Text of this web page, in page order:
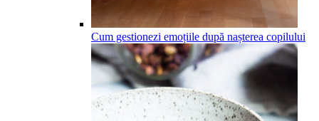
Cum gestionezi emoțiile după nașterea copilului